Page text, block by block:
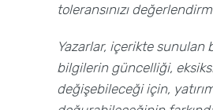
toleransınızı
Yazarlar, içerikte
bilgilerin güncelliği,
değişebileceği için,